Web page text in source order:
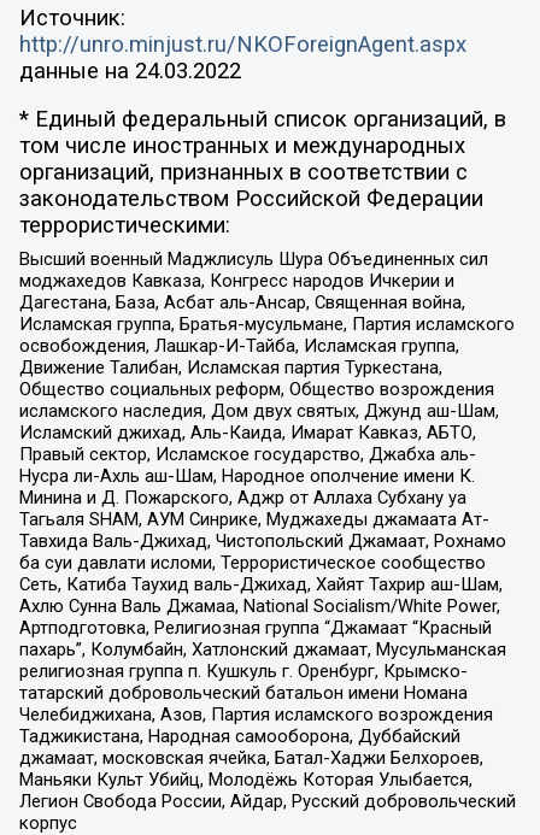
Источник:
http://unro.minjust.ru/NKOForeignAgent.aspx
данные на 24.03.2022
* Единый федеральный список организаций, в
том числе иностранных и международных
организаций, признанных в соответствии с
законодательством Российской Федерации
террористическими:
Высший военный Маджлисуль Шура Объединенных сил
моджахедов Кавказа, Конгресс народов Ичкерии и
Дагестана, База, Асбат аль-Ансар, Священная война,
Исламская группа, Братья-мусульмане, Партия исламского
освобождения, Лашкар-И-Тайба, Исламская группа,
Движение Талибан, Исламская партия Туркестана,
Общество социальных реформ, Общество возрождения
исламского наследия, Дом двух святых, Джунд аш-Шам,
Исламский джихад, Аль-Каида, Имарат Кавказ, АБТО,
Правый сектор, Исламское государство, Джабха аль-
Нусра ли-Ахль аш-Шам, Народное ополчение имени К.
Минина и Д. Пожарского, Аджр от Аллаха Субхану уа
Тагьаля SHAM, АУМ Синрике, Муджахеды джамаата Ат-
Тавхида Валь-Джихад, Чистопольский Джамаат, Рохнамо
ба суи давлати исломи, Террористическое сообщество
Сеть, Катиба Таухид валь-Джихад, Хайят Тахрир аш-Шам,
Ахлю Сунна Валь Джамаа, National Socialism/White Power,
Артподготовка, Религиозная группа “Джамаат “Красный
пахарь”, Колумбайн, Хатлонский джамаат, Мусульманская
религиозная группа п. Кушкуль г. Оренбург, Крымско-
татарский добровольческий батальон имени Номана
Челебиджихана, Азов, Партия исламского возрождения
Таджикистана, Народная самооборона, Дуббайский
джамаат, московская ячейка, Батал-Хаджи Белхороев,
Маньяки Культ Убийц, Молодёжь Которая Улыбается,
Легион Свобода России, Айдар, Русский добровольческий
корпус